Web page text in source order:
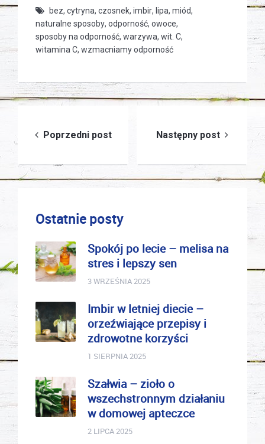
bez, cytryna, czosnek, imbir, lipa, miód,
naturalne sposoby, odporność, owoce,
sposoby na odporność, warzywa, wit. C,
witamina C, wzmacniamy odporność
wpisu
Poprzedni post Następny post
Ostatnie posty
Spokój po lecie – melisa na
stres i lepszy sen
3 WRZEŚNIA 2025
Imbir w letniej diecie –
orzeźwiające przepisy i
zdrowotne korzyści
1 SIERPNIA 2025
Szałwia – zioło o
wszechstronnym działaniu
w domowej apteczce
2 LIPCA 2025